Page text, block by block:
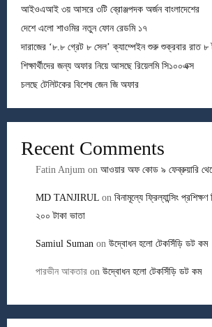
আইওএআই ৩য় আসরে ৩টি ব্রোঞ্জপদক অর্জন বাংলাদেশের
দেশে এলো শাওমির নতুন ফোন রেডমি ১৭
দারাজের ‘৮.৮ গ্রেট ৮ সেল’ ক্যাম্পেইন শুরু শুক্রবার রাত ৮
শিক্ষার্থীদের জন্য অফার নিয়ে আসছে রিয়েলমি সি১০০এক্স
চলছে টেলিটকের বিশেষ জেন জি অফার
Recent Comments
Fatin Anjum on আওয়ার অফ কোড ৯ ফেব্রুয়ারি
MD TANJIRUL on বিনামূল্যে ফ্রিল্যান্সিং
২০০ টাকা ভাতা
Samiul Suman on উদ্বোধন হলো টেকসিঁড়ি ডট কম
পারভীন আকতার on উদ্বোধন হলো টেকসিঁড়ি ডট কম